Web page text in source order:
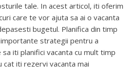
tale. In acest articol, iti oferim
care te vor ajuta sa ai o vacanta
bugetul. Planifica din timp
strategii pentru a
iti planifici vacanta cu mult timp
cat iti rezervi vacanta mai